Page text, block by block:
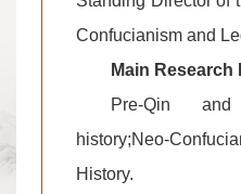
Confucianism and
Main Research
Pre-Qin
history;Neo-
History.